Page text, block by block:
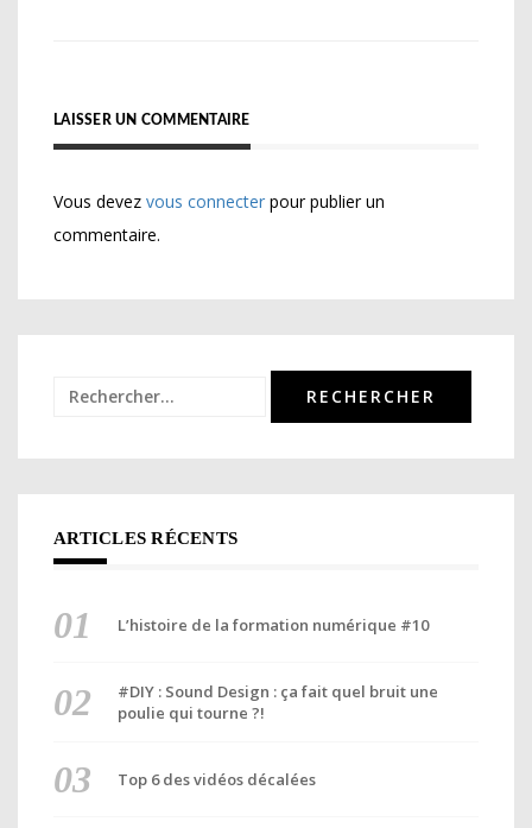
LAISSER UN COMMENTAIRE
Vous devez vous connecter pour publier un
commentaire.
Rechercher :
ARTICLES RÉCENTS
L’histoire de la formation numérique #10
#DIY : Sound Design : ça fait quel bruit une
poulie qui tourne ?!
Top 6 des vidéos décalées